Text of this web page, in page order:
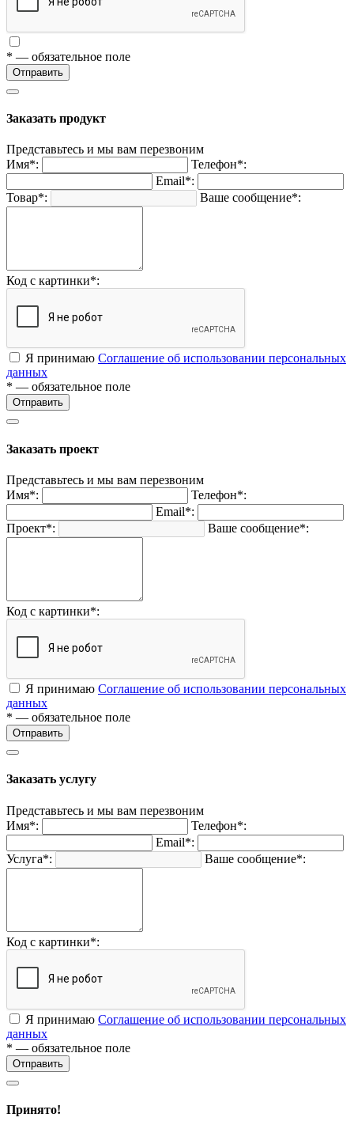
* — обязательное поле
Отправить
Заказать продукт
Представьтесь и мы вам перезвоним
Имя*:
Телефон*:
Email*:
Товар*:
Ваше сообщение*:
Код с картинки*:
Я принимаю Соглашение об использовании персональных
данных
* — обязательное поле
Отправить
Заказать проект
Представьтесь и мы вам перезвоним
Имя*:
Телефон*:
Email*:
Проект*:
Ваше сообщение*:
Код с картинки*:
Я принимаю Соглашение об использовании персональных
данных
* — обязательное поле
Отправить
Заказать услугу
Представьтесь и мы вам перезвоним
Имя*:
Телефон*:
Email*:
Услуга*:
Ваше сообщение*:
Код с картинки*:
Я принимаю Соглашение об использовании персональных
данных
* — обязательное поле
Отправить
Принято!